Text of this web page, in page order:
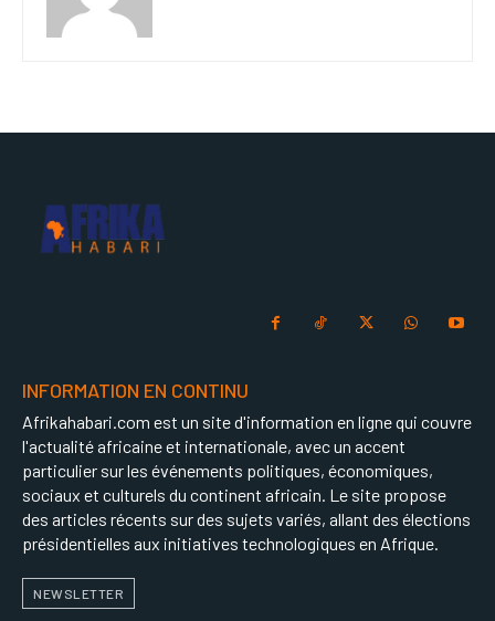
INFORMATION EN CONTINU
Afrikahabari.com est un site d'information en ligne qui couvre
l'actualité africaine et internationale, avec un accent
particulier sur les événements politiques, économiques,
sociaux et culturels du continent africain. Le site propose
des articles récents sur des sujets variés, allant des élections
présidentielles aux initiatives technologiques en Afrique.
NEWSLETTER